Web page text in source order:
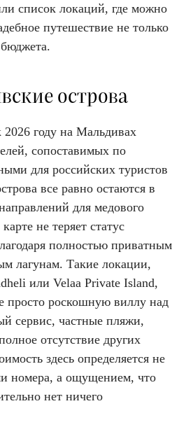
список локаций, где можно
путешествие не только
острова
2026 году на Мальдивах
сопоставимых по
для российских туристов
все равно остаются в
для медового
не теряет статус
полностью приватным
лагунам. Такие локации,
или Velaa Private Island,
просто роскошную виллу над
сервис, частные пляжи,
отсутствие других
здесь определяется не
номера, а ощущением, что
нет ничего